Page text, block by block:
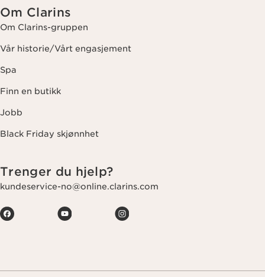
Om Clarins
Om Clarins-gruppen
Vår historie/Vårt engasjement
Spa
Finn en butikk
Jobb
Black Friday skjønnhet
Trenger du hjelp?
kundeservice-no@online.clarins.com